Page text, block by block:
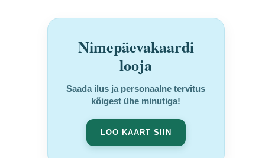
Nimepäevakaardi
looja
Saada ilus ja personaalne tervitus
kõigest ühe minutiga!
LOO KAART SIIN